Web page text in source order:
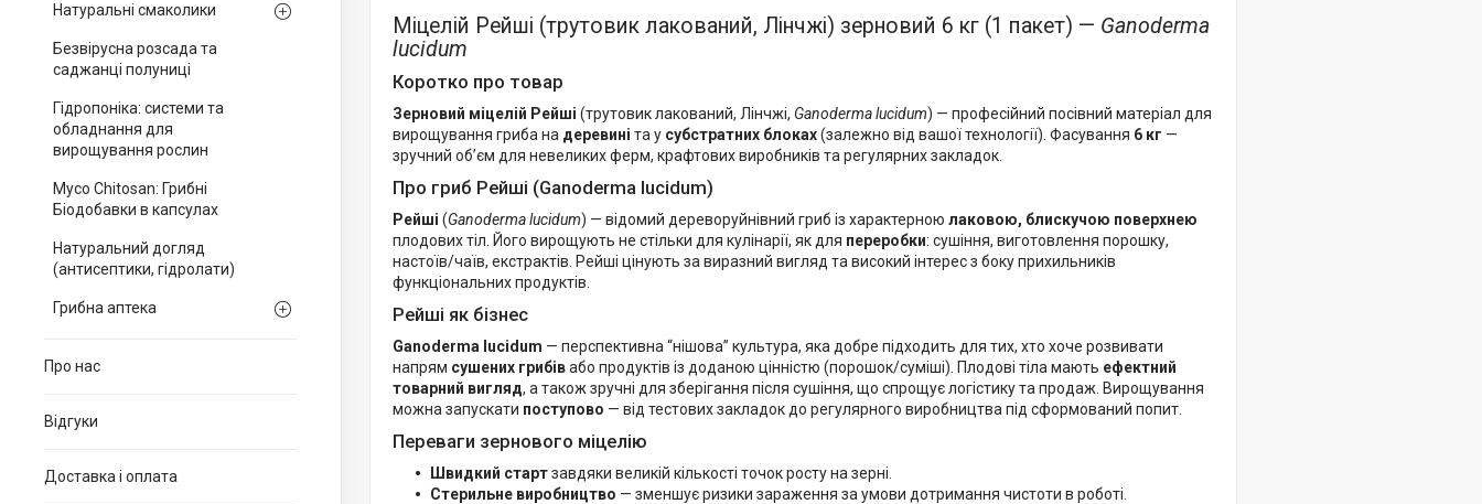
Натуральні смаколики
Безвірусна розсада та
саджанці полуниці
Гідропоніка: системи та
обладнання для
вирощування рослин
Myco Chitosan: Грибні
Біодобавки в капсулах
Натуральний догляд
(антисептики, гідролати)
Грибна аптека
Про нас
Відгуки
Доставка і оплата
Міцелій Рейші (трутовик лакований, Лінчжі) зерновий 6 кг (1 пакет) — Ganoderma
lucidum
Коротко про товар
Зерновий міцелій Рейші (трутовик лакований, Лінчжі, Ganoderma lucidum) — професійний посівний матеріал для
вирощування гриба на деревині та у субстратних блоках(залежно від вашої технології). Фасування 6 кг —
зручний об’єм для невеликих ферм, крафтових виробників та регулярних закладок.
Про гриб Рейші (Ganoderma lucidum)
Рейші (Ganoderma lucidum) — відомий дереворуйнівний гриб із характерною лаковою, блискучою поверхнею
плодових тіл. Його вирощують не стільки для кулінарії, як для переробки: сушіння, виготовлення порошку,
настоїв/чаїв, екстрактів. Рейші цінують за виразний вигляд та високий інтерес з боку прихильників
функціональних продуктів.
Рейші як бізнес
Ganoderma lucidum — перспективна “нішова” культура, яка добре підходить для тих, хто хоче розвивати
напрям сушених грибівабо продуктів із доданою цінністю (порошок/суміші). Плодові тіла мають ефектний
товарний вигляд, а також зручні для зберігання після сушіння, що спрощує логістику та продаж. Вирощування
можна запускати поступово — від тестових закладок до регулярного виробництва під сформований попит.
Переваги зернового міцелію
Швидкий стартзавдяки великій кількості точок росту на зерні.
Стерильне виробництво — зменшує ризики зараження за умови дотримання чистоти в роботі.